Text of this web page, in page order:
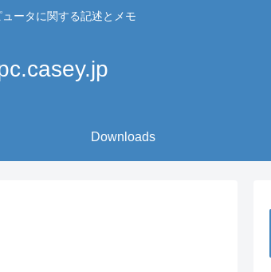
ュータに関する記述とメモ
Downloads